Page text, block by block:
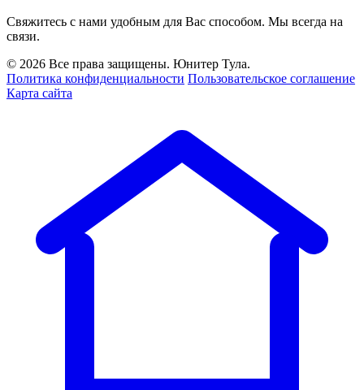
Свяжитесь с нами удобным для Вас способом. Мы всегда на
связи.
© 2026 Все права защищены. Юнитер Тула.
Политика конфиденциальности Пользовательское соглашение
Карта сайта